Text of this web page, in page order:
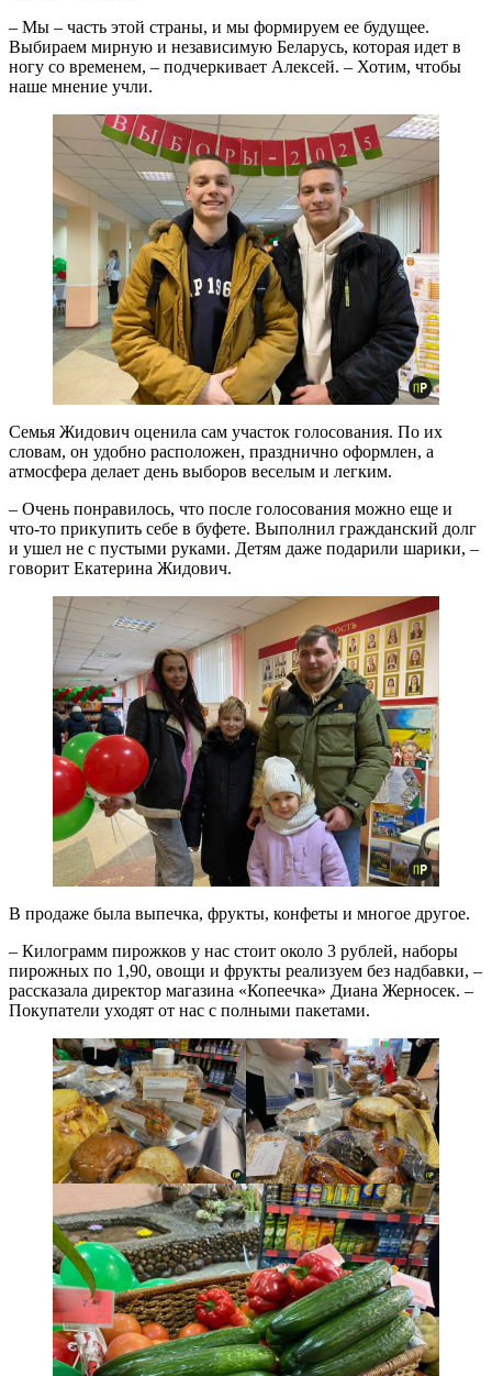
– Мы – часть этой страны, и мы формируем ее будущее.
Выбираем мирную и независимую Беларусь, которая идет в
ногу со временем, – подчеркивает Алексей. – Хотим, чтобы
наше мнение учли.
Семья Жидович оценила сам участок голосования. По их
словам, он удобно расположен, празднично оформлен, а
атмосфера делает день выборов веселым и легким.
– Очень понравилось, что после голосования можно еще и
что-то прикупить себе в буфете. Выполнил гражданский долг
и ушел не с пустыми руками. Детям даже подарили шарики, –
говорит Екатерина Жидович.
В продаже была выпечка, фрукты, конфеты и многое другое.
– Килограмм пирожков у нас стоит около 3 рублей, наборы
пирожных по 1,90, овощи и фрукты реализуем без надбавки, –
рассказала директор магазина «Копеечка» Диана Жерносек. –
Покупатели уходят от нас с полными пакетами.